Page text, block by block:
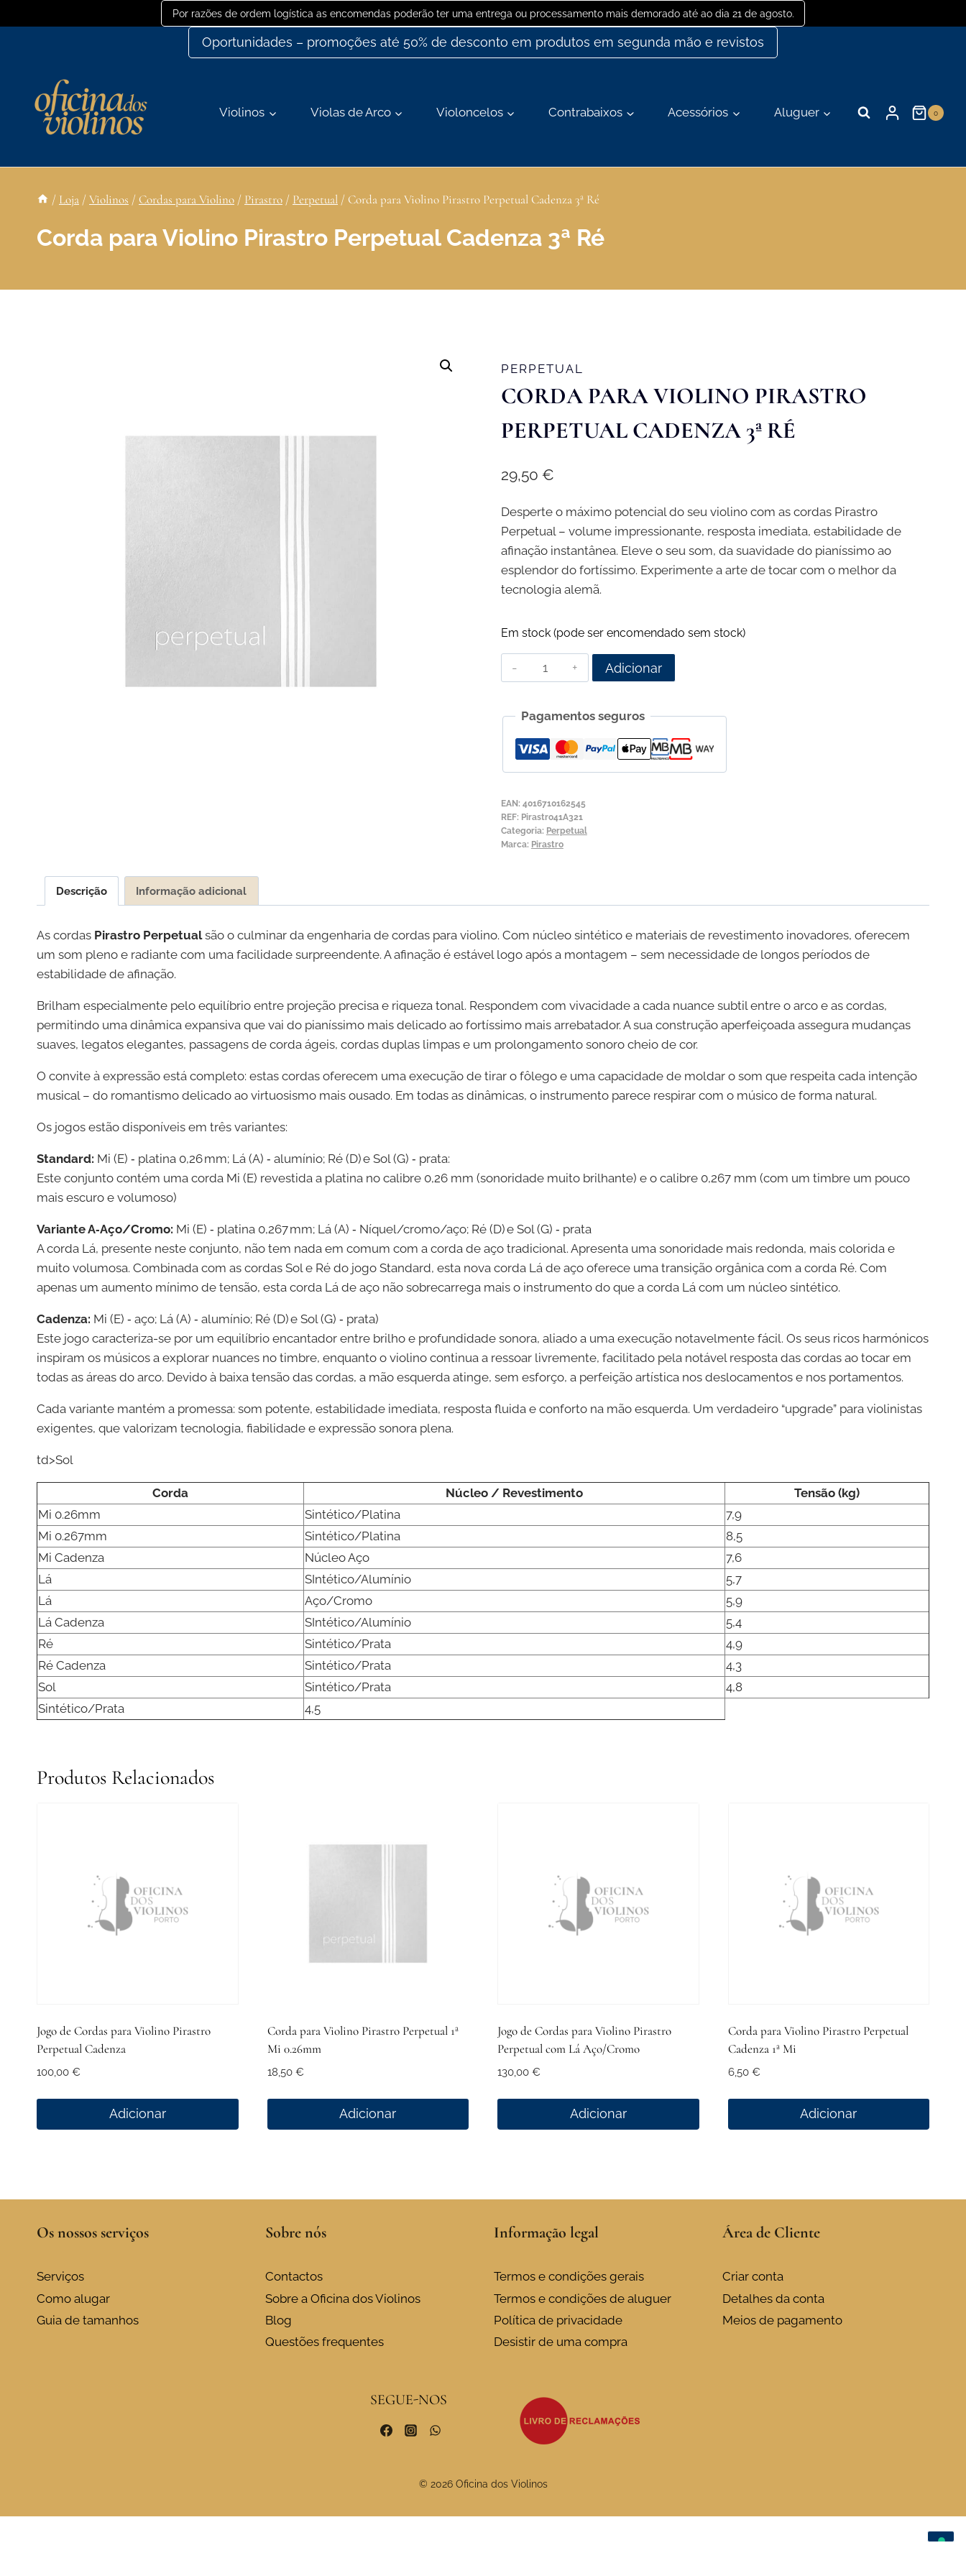
para
Por razões de ordem logística as encomendas poderão ter uma entrega ou processamento mais demorado até ao dia 21 de agosto.
Oportunidades – promoções até 50% de desconto em produtos em segunda mão e revistos
Violinos Violas de Arco Violoncelos Contrabaixos Acessórios Aluguer 0
/ Loja /Violinos / Cordas para Violino / Pirastro / Perpetual / Corda para Violino Pirastro Perpetual Cadenza 3ª Ré
Corda para Violino Pirastro Perpetual Cadenza 3ª Ré
PERPETUAL
CORDA PARA VIOLINO PIRASTRO
PERPETUAL CADENZA 3ª RÉ
29,50 €
Desperte o máximo potencial do seu violino com as cordas Pirastro
Perpetual – volume impressionante, resposta imediata, estabilidade de
afinação instantânea. Eleve o seu som, da suavidade do pianíssimo ao
esplendor do fortíssimo. Experimente a arte de tocar com o melhor da
tecnologia alemã.
Em stock (pode ser encomendado sem stock)
Quantidade
de
para
Violino
Pirastro
Cadenza
3ª
Ré
Adicionar
Pagamentos seguros
EAN: 4016710162545
REF: Pirastro41A321
Categoria: Perpetual
Marca: Pirastro
Descrição Informação adicional
As cordas Pirastro Perpetualsão o culminar da engenharia de cordas para violino. Com núcleo sintético e materiais de revestimento inovadores, oferecem
um som pleno e radiante com uma facilidade surpreendente. A afinação é estável logo após a montagem – sem necessidade de longos períodos de
estabilidade de afinação.
Brilham especialmente pelo equilíbrio entre projeção precisa e riqueza tonal. Respondem com vivacidade a cada nuance subtil entre o arco e as cordas,
permitindo uma dinâmica expansiva que vai do pianíssimo mais delicado ao fortíssimo mais arrebatador. A sua construção aperfeiçoada assegura mudanças
suaves, legatos elegantes, passagens de corda ágeis, cordas duplas limpas e um prolongamento sonoro cheio de cor.
O convite à expressão está completo: estas cordas oferecem uma execução de tirar o fôlego e uma capacidade de moldar o som que respeita cada intenção
musical – do romantismo delicado ao virtuosismo mais ousado. Em todas as dinâmicas, o instrumento parece respirar com o músico de forma natural.
Os jogos estão disponíveis em três variantes:
Standard: Mi (E) ‑ platina 0,26 mm; Lá (A) ‑ alumínio; Ré (D) e Sol (G) ‑ prata:
Este conjunto contém uma corda Mi (E) revestida a platina no calibre 0,26 mm (sonoridade muito brilhante) e o calibre 0,267 mm (com um timbre um pouco
mais escuro e volumoso)
Variante A‑Aço/Cromo: Mi (E) ‑ platina 0,267 mm; Lá (A) ‑ Níquel/cromo/aço; Ré (D) e Sol (G) ‑ prata
A corda Lá, presente neste conjunto, não tem nada em comum com a corda de aço tradicional. Apresenta uma sonoridade mais redonda, mais colorida e
muito volumosa. Combinada com as cordas Sol e Ré do jogo Standard, esta nova corda Lá de aço oferece uma transição orgânica com a corda Ré. Com
apenas um aumento mínimo de tensão, esta corda Lá de aço não sobrecarrega mais o instrumento do que a corda Lá com um núcleo sintético.
Cadenza: Mi (E) ‑ aço; Lá (A) ‑ alumínio; Ré (D) e Sol (G) ‑ prata)
Este jogo caracteriza-se por um equilíbrio encantador entre brilho e profundidade sonora, aliado a uma execução notavelmente fácil. Os seus ricos harmónicos
inspiram os músicos a explorar nuances no timbre, enquanto o violino continua a ressoar livremente, facilitado pela notável resposta das cordas ao tocar em
todas as áreas do arco. Devido à baixa tensão das cordas, a mão esquerda atinge, sem esforço, a perfeição artística nos deslocamentos e nos portamentos.
Cada variante mantém a promessa: som potente, estabilidade imediata, resposta fluida e conforto na mão esquerda. Um verdadeiro “upgrade” para violinistas
exigentes, que valorizam tecnologia, fiabilidade e expressão sonora plena.
td>Sol
Corda Núcleo / Revestimento
Tensão (kg)
Mi 0.26mm
Sintético/Platina
7,9
Mi 0.267mm
Sintético/Platina
8,5
Mi Cadenza
Núcleo Aço
7,6
Lá
SIntético/Alumínio
5,7
Lá
Aço/Cromo
5,9
Lá Cadenza
SIntético/Alumínio
5,4
Ré
Sintético/Prata
4,9
Ré Cadenza
Sintético/Prata
4,3
Sol
Sintético/Prata
4,8
Sintético/Prata
4,5
Produtos Relacionados
Jogo de Cordas para Violino Pirastro
Perpetual Cadenza
100,00 €
Adicionar
Corda para Violino Pirastro Perpetual 1ª
Mi 0.26mm
18,50 €
Adicionar
Jogo de Cordas para Violino Pirastro
Perpetual com Lá Aço/Cromo
130,00 €
Adicionar
Corda para Violino Pirastro Perpetual
Cadenza 1ª Mi
6,50 €
Adicionar
Os nossos serviços
Serviços
Como alugar
Guia de tamanhos
Sobre nós
Contactos
Sobre a Oficina dos Violinos
Blog
Questões frequentes
Informação legal
Termos e condições gerais
Termos e condições de aluguer
Política de privacidade
Desistir de uma compra
Área de Cliente
Criar conta
Detalhes da conta
Meios de pagamento
SEGUE-NOS
© 2026 Oficina dos Violinos